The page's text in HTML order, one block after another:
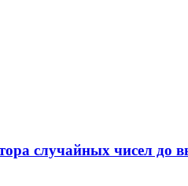
случайных чисел до